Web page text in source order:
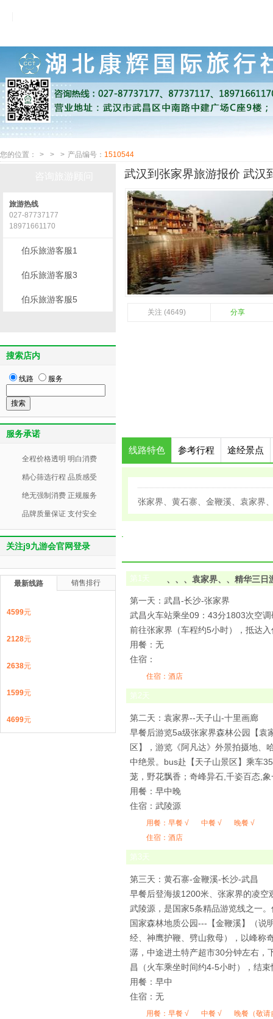
您的位置： > > > 产品编号： 1510544
武汉到张家界旅游报价 武汉
关注 (4649) 分享
线路特色 参考行程 途经景点
张家界、黄石寨、金鞭溪、袁家界
第1天 、、、袁家界、、精华三日
第一天：武昌-长沙-张家界
武昌火车站乘坐09：43分1803次空
前往张家界（车程约5小时），抵达
用餐：无
住宿：
住宿：酒店
第2天
第二天：袁家界--天子山-十里画廊
早餐后游览5a级张家界森林公园【袁
区】，游览《阿凡达》外景拍摄地、
中绝景。bus赴【天子山景区】乘车
茏，野花飘香；奇峰异石,千姿百态,
用餐：早中晚
住宿：武陵源
用餐： 早餐 √ 中餐 √
晚餐 √
住宿：酒店
第3天
第三天：黄石寨-金鞭溪-长沙-武昌
早餐后登海拔1200米、张家界的凌
武陵源，是国家5条精品游览线之一
国家森林地质公园---【金鞭溪】（说
经、神鹰护鞭、劈山救母），以峰称
潺，中途进土特产超市30分钟左右
昌（火车乘坐时间约4-5小时），结
用餐：早中
住宿：无
用餐： 早餐 √ 中餐 √
晚餐（敬请
旅游热线
027-87737177
18971661170
伯乐旅游客服1
伯乐旅游客服3
伯乐旅游客服5
搜索店内
线路 服务
服务承诺
全程价格透明 明白消费
精心筛选行程 品质感受
绝无强制消费 正规服务
品牌质量保证 支付安全
关注j9九游会官网登录
最新线路 销售排行
4599元
2128元
2638元
1599元
4699元